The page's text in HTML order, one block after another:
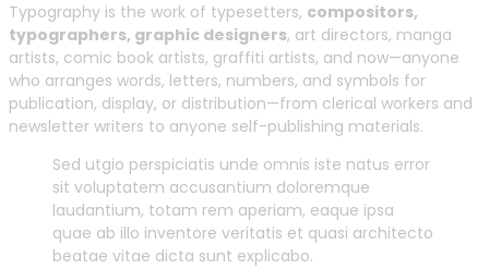
Typography is the work of typesetters, compositors,
typographers, graphic designers, art directors, manga
artists, comic book artists, graffiti artists, and now—anyone
who arranges words, letters, numbers, and symbols for
publication, display, or distribution—from clerical workers and
newsletter writers to anyone self-publishing materials.
Sed utgio perspiciatis unde omnis iste natus error
sit voluptatem accusantium doloremque
laudantium, totam rem aperiam, eaque ipsa
quae ab illo inventore veritatis et quasi architecto
beatae vitae dicta sunt explicabo.